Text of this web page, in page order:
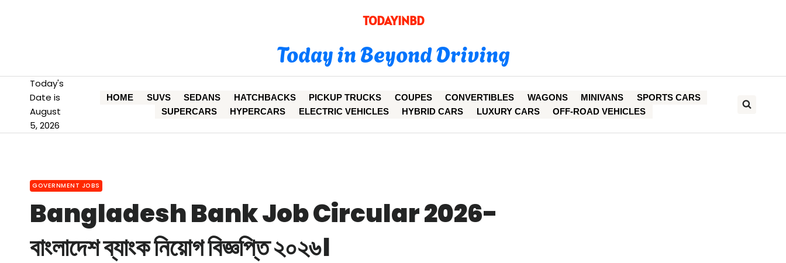
TODAYINBD
Today in Beyond Driving
Today's
Date is
August
5, 2026
HOME SUVS SEDANS HATCHBACKS PICKUP TRUCKS COUPES CONVERTIBLES WAGONS MINIVANS
SPORTS CARS
SUPERCARS
HYPERCARS ELECTRIC VEHICLES HYBRID CARS LUXURY CARS OFF-ROAD VEHICLES
GOVERNMENT JOBS
Bangladesh Bank Job Circular 2026-
বাংলাদেশ ব্যাংক নিয়োগ বিজ্ঞপ্তি ২০২৬।